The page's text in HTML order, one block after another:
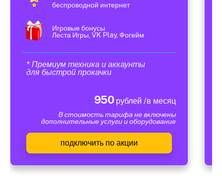
беспроводной интернет
Игровые бонусы
Леста Игры, VK Play, Фогейм
* Премиум техника и аккаунты
для быстрой прокачки
950 рублей /в месяц
В стоимость тарифа не включены
дополнительные услуги и оборудование
подключить по акции